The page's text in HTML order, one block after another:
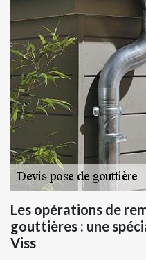
Les opérations de
gouttières : une
Viss